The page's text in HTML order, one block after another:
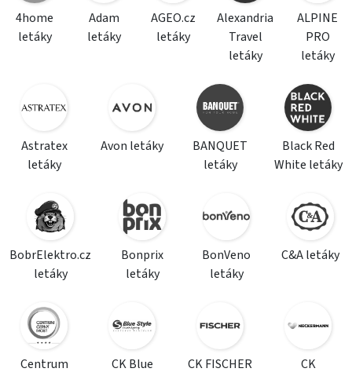
4home
letáky
Adam
letáky
AGEO.cz
letáky
Alexandria
Travel
letáky
ALPINE
PRO
letáky
Astratex
letáky
Avon letáky
BANQUET
letáky
Black Red
White letáky
BobrElektro.cz
letáky
Bonprix
letáky
BonVeno
letáky
C&A letáky
Centrum CK Blue CK FISCHER CK